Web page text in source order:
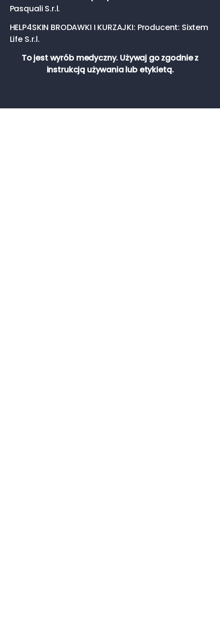
Pasquali S.r.l.
HELP4SKIN BRODAWKI I KURZAJKI: Producent: Sixtem
Life S.r.l.
To jest wyrób medyczny. Używaj go zgodnie z
instrukcją używania lub etykietą.